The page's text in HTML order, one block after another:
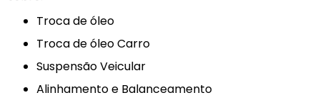
troca de óleo
Troca de óleo Carro
Suspensão Veicular
Alinhamento e Balanceamento